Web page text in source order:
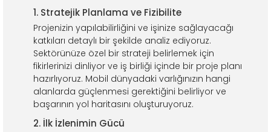
1. Stratejik Planlama ve Fizibilite
Projenizin yapılabilirliğini ve işinize sağlayacağı
katkıları detaylı bir şekilde analiz ediyoruz.
Sektörünüze özel bir strateji belirlemek için
fikirlerinizi dinliyor ve iş birliği içinde bir proje planı
hazırlıyoruz. Mobil dünyadaki varlığınızın hangi
alanlarda güçlenmesi gerektiğini belirliyor ve
başarının yol haritasını oluşturuyoruz.
2. İlk İzlenimin Gücü